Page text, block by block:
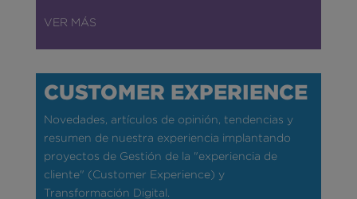
VER MÁS
CUSTOMER EXPERIENCE
Novedades, artículos de opinión, tendencias y
resumen de nuestra experiencia implantando
proyectos de Gestión de la "experiencia de
cliente" (Customer Experience) y
Transformación Digital.